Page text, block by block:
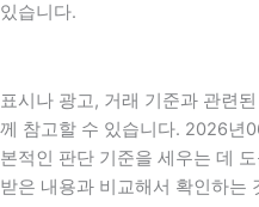
있습니다.
표시나 광고, 거래 기준과 관련
께 참고할 수 있습니다. 2026년
본적인 판단 기준을 세우는 데
받은 내용과 비교해서 확인하는